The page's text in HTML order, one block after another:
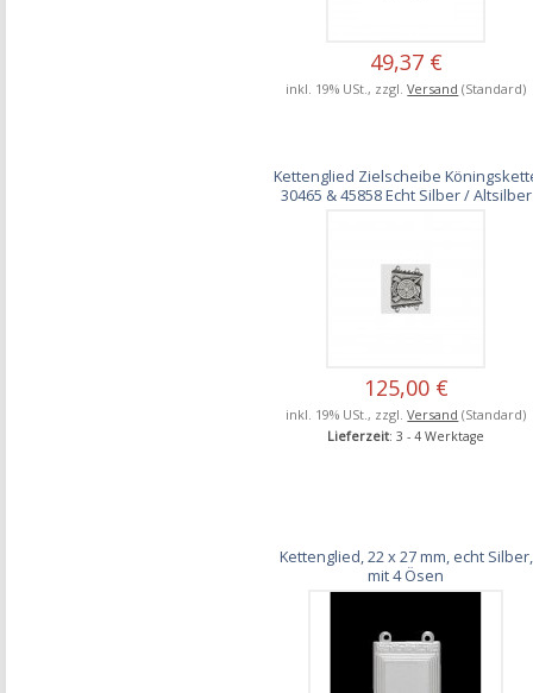
49,37 €
inkl. 19% USt., zzgl.Versand (Standard)
Kettenglied Zielscheibe
30465 & 45858 Echt Silber / Altsilber
125,00 €
inkl. 19% USt., zzgl.Versand (Standard)
Lieferzeit: 3 - 4 Werktage
Kettenglied, 22 x 27 mm, echt Silber,
mit 4 Ösen